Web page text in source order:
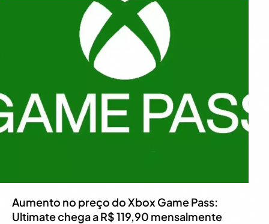
Aumento no preço do Xbox Game Pass:
Ultimate chega a R$ 119,90 mensalmente